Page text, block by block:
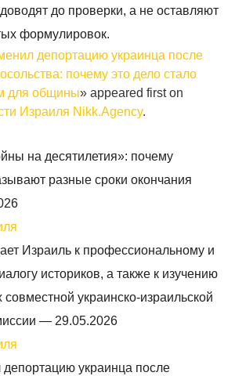
доводят до проверки, а не оставляют
формулировок.
депортацию украинца после
почему это дело стало
для общины» appeared first on
Израиля Nikk.Agency.
на десятилетия»: почему
разные сроки окончания
Израиль к профессиональному и
историков, а также к изучению
украинско-израильской
— 29.05.2026
украинца после